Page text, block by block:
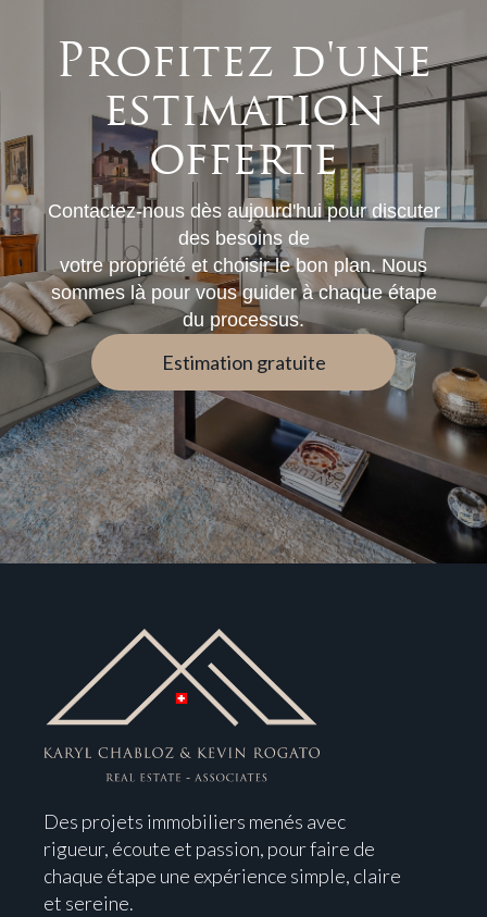
Profitez d'une
estimation
offerte
Contactez-nous dès aujourd'hui pour discuter
des besoins de
votre propriété et choisir le bon plan. Nous
sommes là pour vous guider à chaque étape
du processus.
Estimation gratuite
Des projets immobiliers menés avec
rigueur, écoute et passion, pour faire de
chaque étape une expérience simple, claire
et sereine.